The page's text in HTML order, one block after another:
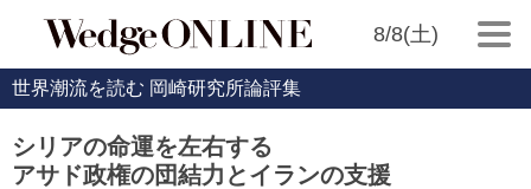
8/8(土)
世界潮流を読む 岡崎研究所論評集
シリアの命運を左右する
アサド政権の団結力とイランの支援